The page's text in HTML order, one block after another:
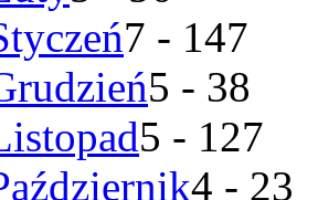
7 - 147
5 - 38
5 - 127
4 - 23